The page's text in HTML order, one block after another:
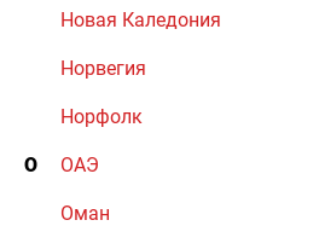
Новая Каледония
Норвегия
Норфолк
О ОАЭ
Оман